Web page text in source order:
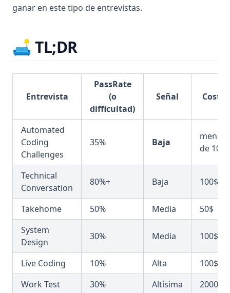
ganar en este tipo de entrevistas.
🛋️ TL;DR
Entrevista
PassRate
(o
difficultad)
Señal Costo
Automated
Coding
Challenges
35% Baja
menos
de 10$
Technical
Conversation
80%+ Baja 100$
Takehome 50% Media
50$
System
Design
30% Media 100$
Live Coding 10% Alta
100$
Work Test
30% Altísima 2000$+